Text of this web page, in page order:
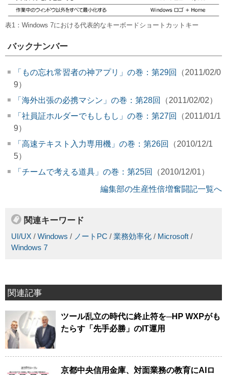
表1：Windows 7における代表的なキーボードショートカットキー
バックナンバー
「もの忘れ常習者の神アプリ」の巻：第29回
（2011/02/0
9）
「海外出張の必携マシン」の巻：第28回
（2011/02/02）
「社員証ホルダーでもしもし」の巻：第27回
（2011/01/1
9）
「高速テキスト入力専用機」の巻：第26回
（2010/12/1
5）
「チームで考える道具」の巻：第25回
（2010/12/01）
編集部の生産性倍増奮闘記一覧へ
関連キーワード
UI/UX / Windows / ノートPC / 業務効率化 / Microsoft /
Windows 7
関連記事
ツール乱立の時代に終止符を─HP WXPがも
たらす「先手必勝」のIT運用
京都中央信用金庫、対面業務の教育にAIロ